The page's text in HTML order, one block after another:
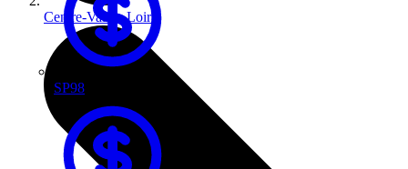
SP98
Centre-Val de Loire